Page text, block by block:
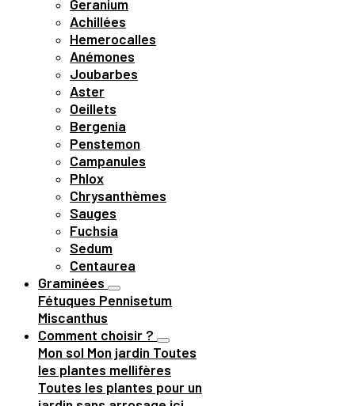
Geranium
Achillées
Hemerocalles
Anémones
Joubarbes
Aster
Oeillets
Bergenia
Penstemon
Campanules
Phlox
Chrysanthèmes
Sauges
Fuchsia
Sedum
Centaurea
Graminées
Fétuques Pennisetum
Miscanthus
Comment choisir ?
Mon sol Mon jardin Toutes
les plantes mellifères
Toutes les plantes pour un